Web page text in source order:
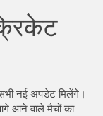
नई अपडेट मिलेंगे।
आने वाले मैचों का